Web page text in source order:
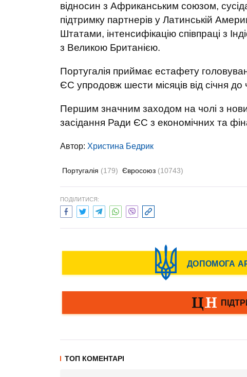
відносин з Африканським союзом,
підтримку партнерів у Латинській
Штатами, інтенсифікацію співпраці з
з Великою Британією.
Португалія приймає естафету
ЄС упродовж шести місяців від січня до
Першим значним заходом на чолі з
засідання Ради ЄС з економічних та
Автор: Христина Бедрик
Португалія (179) Євросоюз (10743)
ПОДІЛИТИСЯ:
ТОП КОМЕНТАРІ